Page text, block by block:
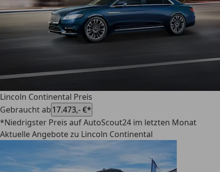
Lincoln Continental Preis
Gebraucht ab17.473,- €*
*Niedrigster Preis auf AutoScout24 im letzten Monat
Aktuelle Angebote zu Lincoln Continental